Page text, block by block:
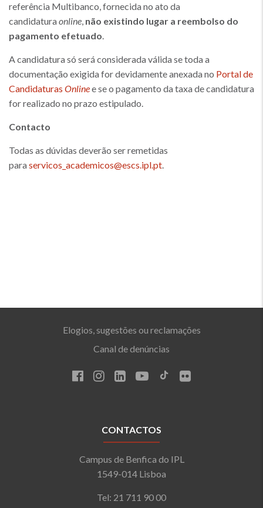
referência Multibanco, fornecida no ato da
candidaturaonline, não existindo lugar a reembolso do
pagamento efetuado.
A candidatura só será considerada válida se toda a
documentação exigida for devidamente anexada no Portal de
Candidaturas Onlinee se o pagamento da taxa de candidatura
for realizado no prazo estipulado.
Contacto
Todas as dúvidas deverão ser remetidas
paraservicos_academicos@escs.ipl.pt.
Elogios, sugestões ou reclamações
Canal de denúncias
CONTACTOS
Campus de Benfica do IPL
1549-014 Lisboa
Tel: 21 711 90 00